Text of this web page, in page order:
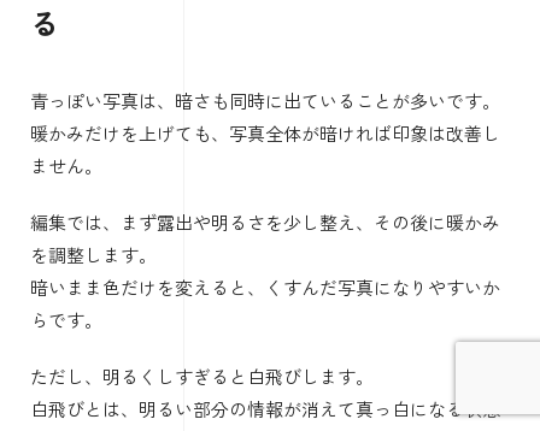
日陰や曇りの日は写真が青く見えや
屋外で撮ったのに写真が冷たく見える場合は、日陰や曇り
空の影響が考えられます。
全体が寂しい印象になります。
朝や夕方、曇りの日、ビル影、室内の窓際でも青みは出ま
す。
色寄りになることがあります。